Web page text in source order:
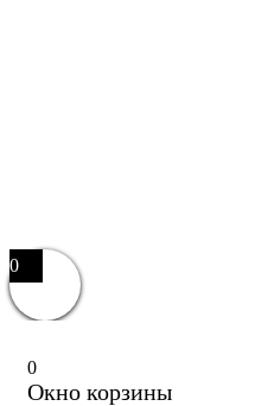
0
0
Окно корзины